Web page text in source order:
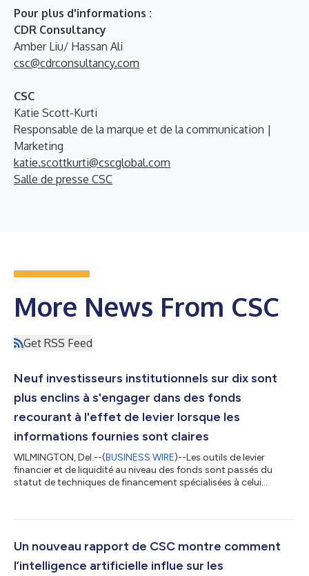
Pour plus d'informations :
CDR Consultancy
Amber Liu/ Hassan Ali
csc@cdrconsultancy.com
CSC
Katie Scott-Kurti
Responsable de la marque et de la communication |
Marketing
katie.scottkurti@cscglobal.com
Salle de presse CSC
More News From CSC
Get RSS Feed
Neuf investisseurs institutionnels sur dix sont
plus enclins à s'engager dans des fonds
recourant à l'effet de levier lorsque les
informations fournies sont claires
WILMINGTON, Del.--(BUSINESS WIRE)--Les outils de levier
financier et de liquidité au niveau des fonds sont passés du
statut de techniques de financement spécialisées à celui
solutions de gestion d’entreprise et de conformité. Les résultats
ouverts à l’utilisation de ces outils lorsque les informations
Un nouveau rapport de CSC montre comment
l’intelligence artificielle influe sur les